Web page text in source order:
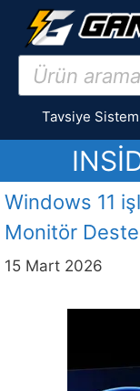
İçeriğe
Products
search
Tavsiye Sistem
Windows 11
Monitör
15 Mart 2026